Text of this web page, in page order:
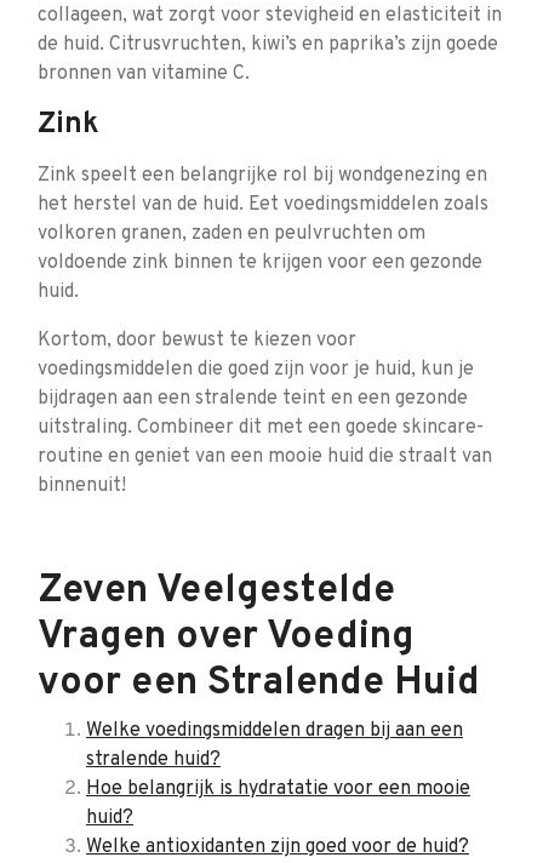
collageen, wat zorgt voor stevigheid en elasticiteit in
de huid. Citrusvruchten, kiwi’s en paprika’s zijn goede
bronnen van vitamine C.
Zink
Zink speelt een belangrijke rol bij wondgenezing en
het herstel van de huid. Eet voedingsmiddelen zoals
volkoren granen, zaden en peulvruchten om
voldoende zink binnen te krijgen voor een gezonde
huid.
Kortom, door bewust te kiezen voor
voedingsmiddelen die goed zijn voor je huid, kun je
bijdragen aan een stralende teint en een gezonde
uitstraling. Combineer dit met een goede skincare-
routine en geniet van een mooie huid die straalt van
binnenuit!
Zeven Veelgestelde
Vragen over Voeding
voor een Stralende Huid
Welke voedingsmiddelen dragen bij aan een
stralende huid?
Hoe belangrijk is hydratatie voor een mooie
huid?
Welke antioxidanten zijn goed voor de huid?